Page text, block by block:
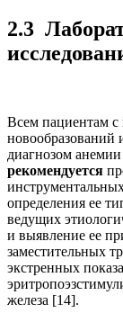
2.3
Всем пациентам с
новообразований
диагнозом
рекомендуется
определения ее
ведущих
и выявление ее
заместительных
экстренных
железа [14].